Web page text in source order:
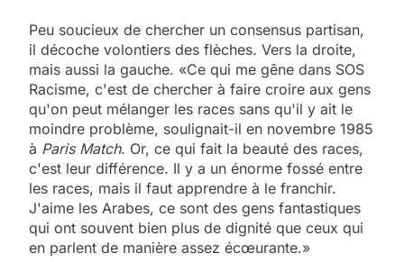
Peu soucieux de chercher un consensus partisan,
il décoche volontiers des flèches. Vers la droite,
mais aussi la gauche. «Ce qui me gêne dans SOS
Racisme, c'est de chercher à faire croire aux gens
qu'on peut mélanger les races sans qu'il y ait le
moindre problème, soulignait-il en novembre 1985
à Paris Match. Or, ce qui fait la beauté des races,
c'est leur différence. Il y a un énorme fossé entre
les races, mais il faut apprendre à le franchir.
J'aime les Arabes, ce sont des gens fantastiques
qui ont souvent bien plus de dignité que ceux qui
en parlent de manière assez écœurante.»